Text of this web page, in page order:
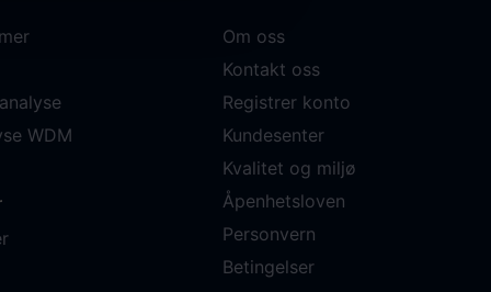
WDM
Om oss
Kontakt oss
Registrer konto
Kundesenter
Kvalitet og miljø
Åpenhetsloven
Personvern
Betingelser